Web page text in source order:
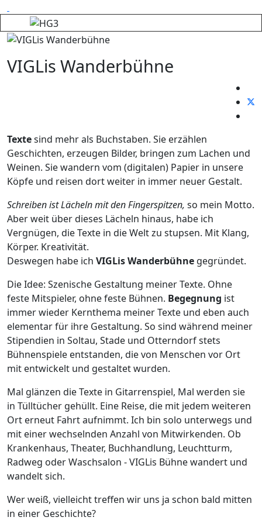
VIGLis Wanderbühne
Textesind mehr als Buchstaben. Sie erzählen
Geschichten, erzeugen Bilder, bringen zum Lachen und
Weinen. Sie wandern vom (digitalen) Papier in unsere
Köpfe und reisen dort weiter in immer neuer Gestalt.
Schreiben ist Lächeln mit den Fingerspitzen, so mein Motto.
Aber weit über dieses Lächeln hinaus, habe ich
Vergnügen, die Texte in die Welt zu stupsen. Mit Klang,
Körper. Kreativität.
Deswegen habe ich VIGLis Wanderbühne gegründet.
Die Idee: Szenische Gestaltung meiner Texte. Ohne
feste Mitspieler, ohne feste Bühnen. Begegnung ist
immer wieder Kernthema meiner Texte und eben auch
elementar für ihre Gestaltung. So sind während meiner
Stipendien in Soltau, Stade und Otterndorf stets
Bühnenspiele entstanden, die von Menschen vor Ort
mit entwickelt und gestaltet wurden.
Mal glänzen die Texte in Gitarrenspiel, Mal werden sie
in Tülltücher gehüllt. Eine Reise, die mit jedem weiteren
Ort erneut Fahrt aufnimmt. Ich bin solo unterwegs und
mit einer wechselnden Anzahl von Mitwirkenden. Ob
Krankenhaus, Theater, Buchhandlung, Leuchtturm,
Radweg oder Waschsalon - VIGLis Bühne wandert und
wandelt sich.
Wer weiß, vielleicht treffen wir uns ja schon bald mitten
in einer Geschichte?